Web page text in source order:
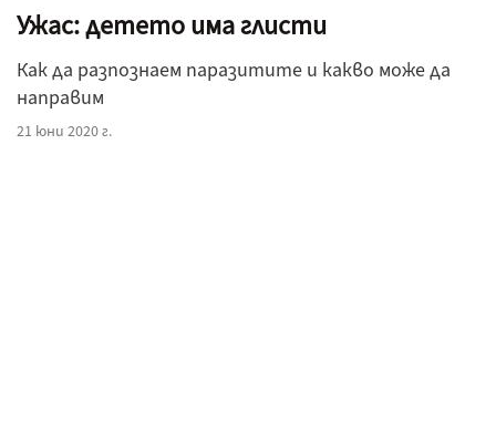
Ужас: детето има глисти
Как да разпознаем паразитите и какво може да
направим
21 юни 2020 г.